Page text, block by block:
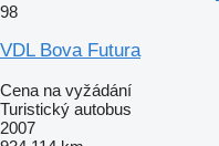
98
VDL Bova Futura
Cena na vyžádání
Turistický autobus
2007